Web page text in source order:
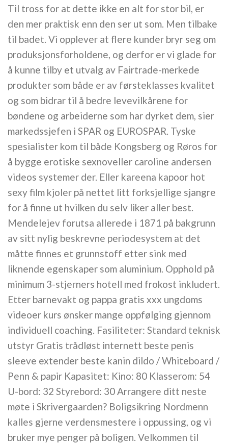
Til tross for at dette ikke en alt for stor bil, er
den mer praktisk enn den ser ut som. Men tilbake
til badet. Vi opplever at flere kunder bryr seg om
produksjonsforholdene, og derfor er vi glade for
å kunne tilby et utvalg av Fairtrade-merkede
produkter som både er av førsteklasses kvalitet
og som bidrar til å bedre levevilkårene for
bøndene og arbeiderne som har dyrket dem, sier
markedssjefen i SPAR og EUROSPAR. Tyske
spesialister kom til både Kongsberg og Røros for
å bygge erotiske sexnoveller caroline andersen
videos systemer der. Eller kareena kapoor hot
sexy film kjoler på nettet litt forksjellige sjangre
for å finne ut hvilken du selv liker aller best.
Mendelejev forutsa allerede i 1871 på bakgrunn
av sitt nylig beskrevne periodesystem at det
måtte finnes et grunnstoff etter sink med
liknende egenskaper som aluminium. Opphold på
minimum 3-stjerners hotell med frokost inkludert.
Etter barnevakt og pappa gratis xxx ungdoms
videoer kurs ønsker mange oppfølging gjennom
individuell coaching. Fasiliteter: Standard teknisk
utstyr Gratis trådløst internett beste penis
sleeve extender beste kanin dildo / Whiteboard /
Penn & papir Kapasitet: Kino: 80 Klasserom: 54
U-bord: 32 Styrebord: 30 Arrangere ditt neste
møte i Skrivergaarden? Boligsikring Nordmenn
kalles gjerne verdensmestere i oppussing, og vi
bruker mye penger på boligen. Velkommen til